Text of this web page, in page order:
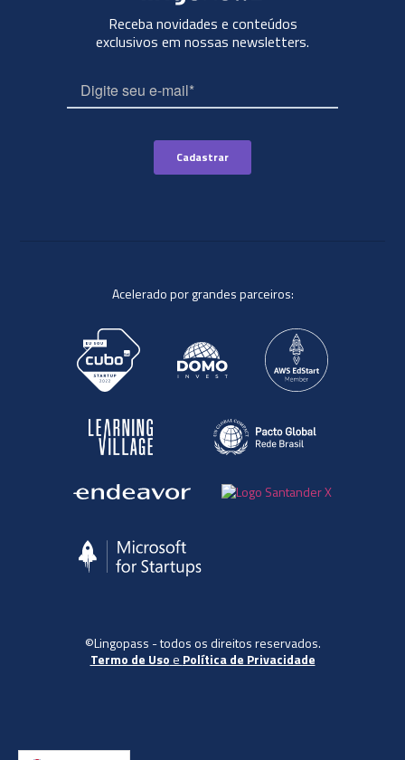
Receba novidades e conteúdos
exclusivos em nossas newsletters.
Acelerado por grandes parceiros:
©Lingopass - todos os direitos reservados.
Termo de Uso e Política de Privacidade